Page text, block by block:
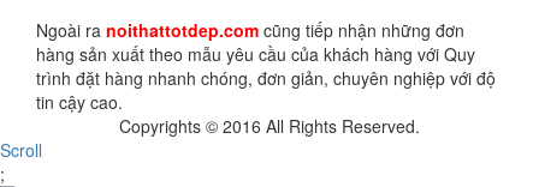
Ngoài ra noithattotdep.com cũng tiếp nhận những đơn
hàng sản xuất theo mẫu yêu cầu của khách hàng với Quy
trình đặt hàng nhanh chóng, đơn giản, chuyên nghiệp với độ
tin cậy cao.
Copyrights © 2016 All Rights Reserved.
Scroll
;